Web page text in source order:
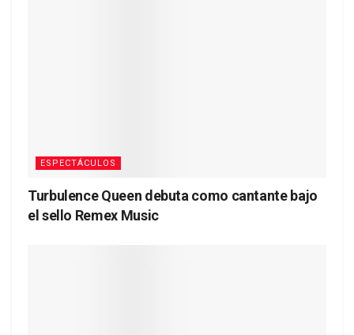
ESPECTÁCULOS
Turbulence Queen debuta como cantante bajo
el sello Remex Music